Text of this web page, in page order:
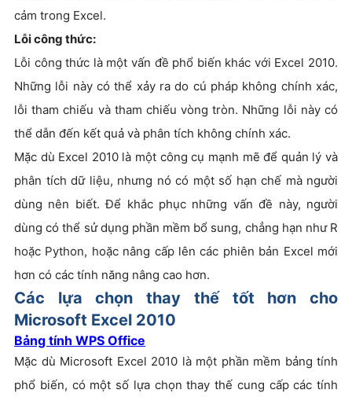
cảm trong Excel.
Lỗi công thức:
Lỗi công thức là một vấn đề phổ biến khác với Excel 2010.
Những lỗi này có thể xảy ra do cú pháp không chính xác,
lỗi tham chiếu và tham chiếu vòng tròn. Những lỗi này có
thể dẫn đến kết quả và phân tích không chính xác.
Mặc dù Excel 2010 là một công cụ mạnh mẽ để quản lý và
phân tích dữ liệu, nhưng nó có một số hạn chế mà người
dùng nên biết. Để khắc phục những vấn đề này, người
dùng có thể sử dụng phần mềm bổ sung, chẳng hạn như R
hoặc Python, hoặc nâng cấp lên các phiên bản Excel mới
hơn có các tính năng nâng cao hơn.
Các lựa chọn thay thế tốt hơn cho
Microsoft Excel 2010
Bảng tính WPS Office
Mặc dù Microsoft Excel 2010 là một phần mềm bảng tính
phổ biến, có một số lựa chọn thay thế cung cấp các tính